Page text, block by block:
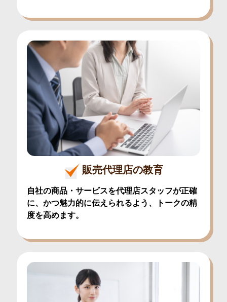
販売代理店の教育
自社の商品・サービスを代理店スタッフが正確
に、かつ魅力的に伝えられるよう、トークの精
度を高めます。